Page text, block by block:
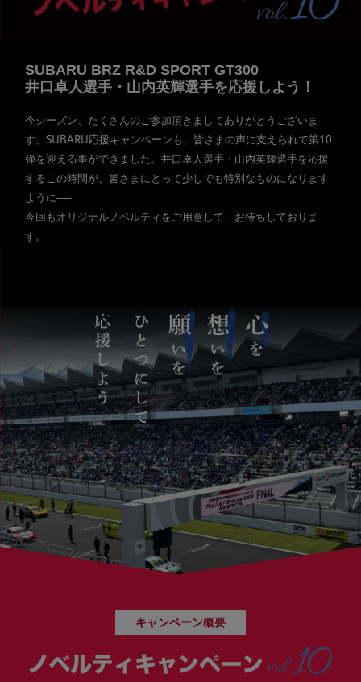
SUBARU BRZ R&D SPORT GT300
井口卓人選手・山内英輝選手を応援しよう！
今シーズン、たくさんのご参加頂きましてありがとうございま
す。SUBARU応援キャンペーンも、皆さまの声に支えられて第10
弾を迎える事ができました。井口卓人選手・山内英輝選手を応援
するこの時間が、皆さまにとって少しでも特別なものになります
ように──
今回もオリジナルノベルティをご用意して、お待ちしておりま
す。
キャンペーン概要